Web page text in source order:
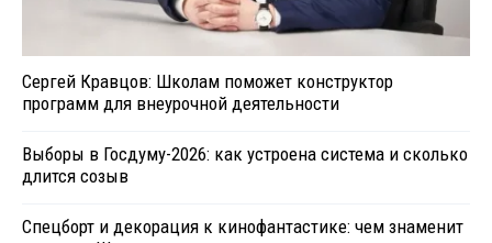
Сергей Кравцов: Школам поможет конструктор
программ для внеурочной деятельности
Выборы в Госдуму-2026: как устроена система и сколько
длится созыв
Спецборт и декорация к кинофантастике: чем знаменит